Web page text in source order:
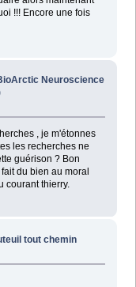
!!! Encore une fois
Neuroscience
, je m'étonnes
les recherches ne
guérison ? Bon
du bien au moral
courant thierry.
tout chemin